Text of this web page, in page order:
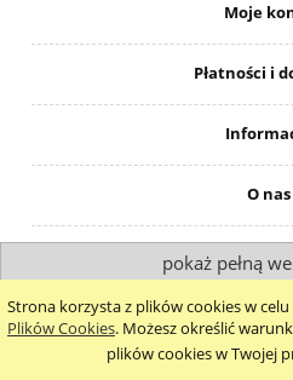
Strona korzysta z plików cookies w celu
Plików Cookies. Możesz określić
plików cookies w Twojej
Moje
Płatności i
O nas
pokaż pełną
Sklep